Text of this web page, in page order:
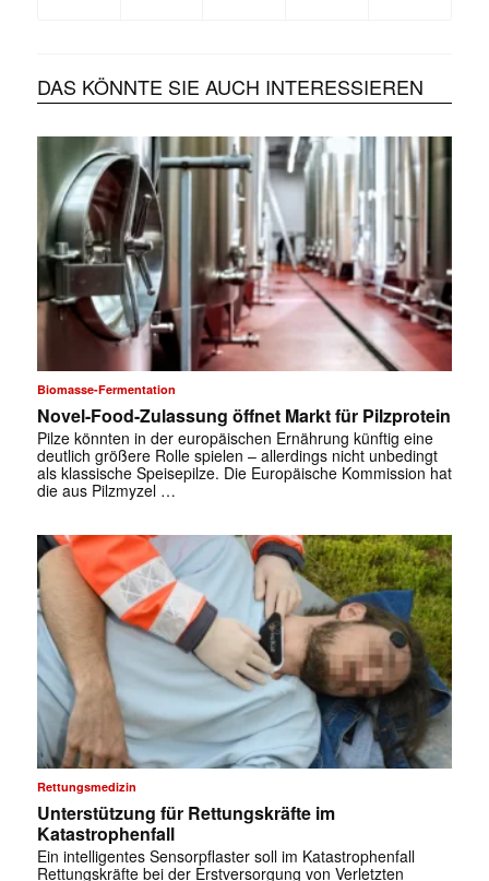
DAS KÖNNTE SIE AUCH INTERESSIEREN
Biomasse-Fermentation
Novel-Food-Zulassung öffnet Markt für Pilzprotein
Pilze könnten in der europäischen Ernährung künftig eine
deutlich größere Rolle spielen – allerdings nicht unbedingt
als klassische Speisepilze. Die Europäische Kommission hat
die aus Pilzmyzel …
Rettungsmedizin
Unterstützung für Rettungskräfte im
Katastrophenfall
Ein intelligentes Sensorpflaster soll im Katastrophenfall
Rettungskräfte bei der Erstversorgung von Verletzten